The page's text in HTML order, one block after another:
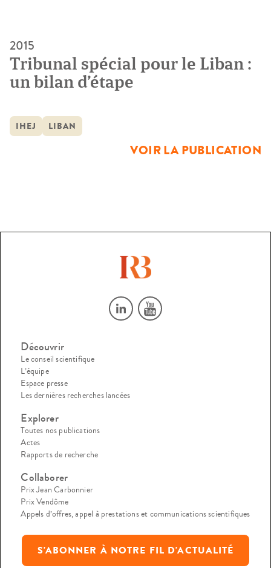
2015
Tribunal spécial pour le Liban :
un bilan d’étape
IHEJ LIBAN
VOIR LA PUBLICATION
Découvrir
Le conseil scientifique
L’équipe
Espace presse
Les dernières recherches lancées
Explorer
Toutes nos publications
Actes
Rapports de recherche
Collaborer
Prix Jean Carbonnier
Prix Vendôme
Appels d’offres, appel à prestations et communications scientifiques
S'ABONNER À NOTRE FIL D'ACTUALITÉ